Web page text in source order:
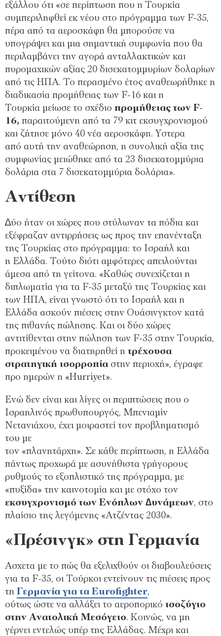
εξάλλου ότι «σε περίπτωση που η Τουρκία
συµπεριληφθεί εκ νέου στο πρόγραµµα των F-35,
πέρα από τα αεροσκάφη θα µπορούσε να
υπογράψει και µια σηµαντική συµφωνία που θα
περιλαµβάνει την αγορά ανταλλακτικών και
πυροµαχικών αξίας 20 δισεκατοµµυρίων δολαρίων
από τις ΗΠΑ. Το περασµένο έτος αναθεωρήθηκε η
διαδικασία προµήθειας των F-16 και η
Τουρκία µείωσε το σχέδιο προµήθειας των F-
16, παραιτούµενη από τα 79 κιτ εκσυγχρονισµού
και ζήτησε µόνο 40 νέα αεροσκάφη. Υστερα
από αυτή την αναθεώρηση, η συνολική αξία της
συµφωνίας µειώθηκε από τα 23 δισεκατοµµύρια
δολάρια στα 7 δισεκατοµµύρια δολάρια».
Αντίθεση
∆ύο ήταν οι χώρες που στύλωναν τα πόδια και
εξέφραζαν αντιρρήσεις ως προς την επανένταξη
της Τουρκίας στο πρόγραµµα: το Ισραήλ και
η Ελλάδα. Τούτο διότι αµφότερες απειλούνται
άµεσα από τη γείτονα. «Καθώς συνεχίζεται η
διπλωµατία για τα F-35 µεταξύ της Τουρκίας και
των ΗΠΑ, είναι γνωστό ότι το Ισραήλ και η
Ελλάδα ασκούν πιέσεις στην Ουάσινγκτον κατά
της πιθανής πώλησης. Και οι δύο χώρες
αντιτίθενται στην πώληση των F-35 στην Τουρκία,
προκειµένου να διατηρηθεί ητρέχουσα
στρατηγική ισορροπία στην περιοχή», έγραφε
προ ηµερών η «Hurriyet».
Ενώ δεν είναι και λίγες οι περιπτώσεις που ο
Ισραηλινός πρωθυπουργός, Μπενιαµίν
Νετανιάχου, έχει µοιραστεί τον προβληµατισµό
του µε
τον «πλανητάρχη». Σε κάθε περίπτωση, η Ελλάδα
πάντως προχωρά µε ασυνήθιστα γρήγορους
ρυθµούς το εξοπλιστικό της πρόγραµµα, µε
«πυξίδα» την καινοτοµία και µε στόχο τον
εκσυγχρονισµό των Ενόπλων ∆υνάµεων, στο
πλαίσιο της λεγόµενης «Ατζέντας 2030».
«Πρέσινγκ» στη Γερµανία
Ασχετα µε το πώς θα εξελιχθούν οι διαβουλεύσεις
για τα F-35, οι Τούρκοι εντείνουν τις πιέσεις προς
τη Γερµανία για τα Eurofighter,
ούτως ώστε να αλλάξει το αεροπορικό ισοζύγιο
στην Ανατολική Μεσόγειο. Κοινώς, να µη
γέρνει εντελώς υπέρ της Ελλάδας. Μέχρι και